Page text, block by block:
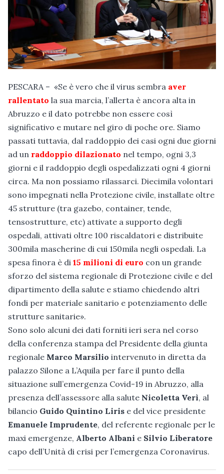
PESCARA – «Se è vero che il virus sembra aver
rallentato la sua marcia, l’allerta è ancora alta in
Abruzzo e il dato potrebbe non essere così
significativo e mutare nel giro di poche ore. Siamo
passati tuttavia, dal raddoppio dei casi ogni due giorni
ad un raddoppio dilazionato nel tempo, ogni 3,3
giorni e il raddoppio degli ospedalizzati ogni 4 giorni
circa. Ma non possiamo rilassarci. Diecimila volontari
sono impegnati nella Protezione civile, installate oltre
45 strutture (tra gazebo, container, tende,
tensostrutture, etc) attivate a supporto degli
ospedali, attivati oltre 100 riscaldatori e distribuite
300mila mascherine di cui 150mila negli ospedali. La
spesa finora è di 15 milioni di euro con un grande
sforzo del sistema regionale di Protezione civile e del
dipartimento della salute e stiamo chiedendo altri
fondi per materiale sanitario e potenziamento delle
strutture sanitarie».
Sono solo alcuni dei dati forniti ieri sera nel corso
della conferenza stampa del Presidente della giunta
regionale Marco Marsilio intervenuto in diretta da
palazzo Silone a L’Aquila per fare il punto della
situazione sull’emergenza Covid-19 in Abruzzo, alla
presenza dell’assessore alla salute Nicoletta Verì, al
bilancio Guido Quintino Liris e del vice presidente
Emanuele Imprudente, del referente regionale per le
maxi emergenze, Alberto Albani e Silvio Liberatore
capo dell’Unità di crisi per l’emergenza Coronavirus.